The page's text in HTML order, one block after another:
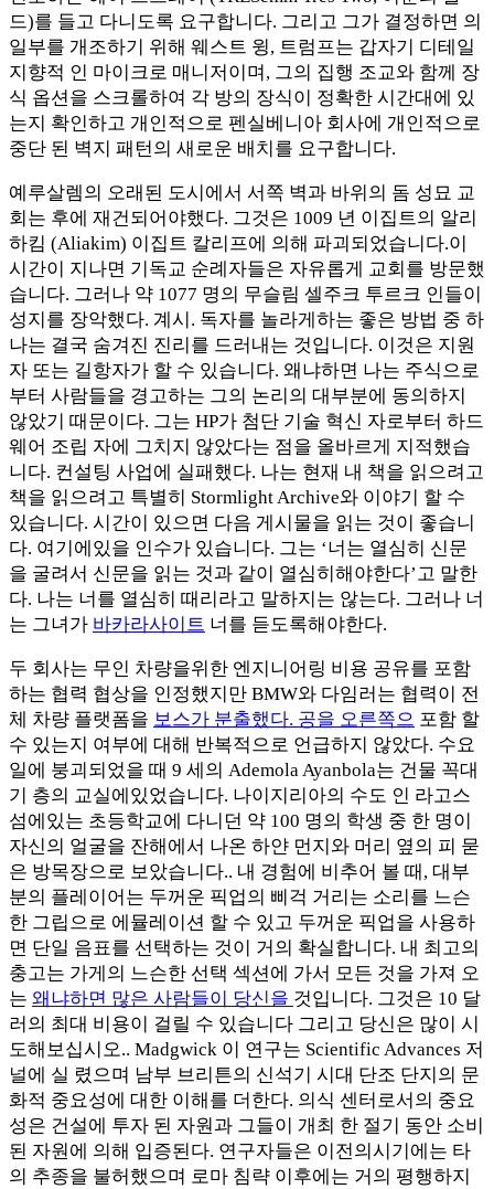
드)를 들고 다니도록 요구합니다. 그리고 그가 결정하면 의
일부를 개조하기 위해 웨스트 윙, 트럼프는 갑자기 디테일
지향적 인 마이크로 매니저이며, 그의 집행 조교와 함께 장
식 옵션을 스크롤하여 각 방의 장식이 정확한 시간대에 있
는지 확인하고 개인적으로 펜실베니아 회사에 개인적으로
중단 된 벽지 패턴의 새로운 배치를 요구합니다.
예루살렘의 오래된 도시에서 서쪽 벽과 바위의 돔 성묘 교
회는 후에 재건되어야했다. 그것은 1009 년 이집트의 알리
하킴 (Aliakim) 이집트 칼리프에 의해 파괴되었습니다.이
시간이 지나면 기독교 순례자들은 자유롭게 교회를 방문했
습니다. 그러나 약 1077 명의 무슬림 셀주크 투르크 인들이
성지를 장악했다. 계시. 독자를 놀라게하는 좋은 방법 중 하
나는 결국 숨겨진 진리를 드러내는 것입니다. 이것은 지원
자 또는 길항자가 할 수 있습니다. 왜냐하면 나는 주식으로
부터 사람들을 경고하는 그의 논리의 대부분에 동의하지
않았기 때문이다. 그는 HP가 첨단 기술 혁신 자로부터 하드
웨어 조립 자에 그치지 않았다는 점을 올바르게 지적했습
니다. 컨설팅 사업에 실패했다. 나는 현재 내 책을 읽으려고
책을 읽으려고 특별히 Stormlight Archive와 이야기 할 수
있습니다. 시간이 있으면 다음 게시물을 읽는 것이 좋습니
다. 여기에있을 인수가 있습니다. 그는 ‘너는 열심히 신문
을 굴려서 신문을 읽는 것과 같이 열심히해야한다’고 말한
다. 나는 너를 열심히 때리라고 말하지는 않는다. 그러나 너
는 그녀가 바카라사이트 너를 듣도록해야한다.
두 회사는 무인 차량을위한 엔지니어링 비용 공유를 포함
하는 협력 협상을 인정했지만 BMW와 다임러는 협력이 전
체 차량 플랫폼을 보스가 분출했다. 공을 오른쪽으 포함 할
수 있는지 여부에 대해 반복적으로 언급하지 않았다. 수요
일에 붕괴되었을 때 9 세의 Ademola Ayanbola는 건물 꼭대
기 층의 교실에있었습니다. 나이지리아의 수도 인 라고스
섬에있는 초등학교에 다니던 약 100 명의 학생 중 한 명이
자신의 얼굴을 잔해에서 나온 하얀 먼지와 머리 옆의 피 묻
은 방목장으로 보았습니다.. 내 경험에 비추어 볼 때, 대부
분의 플레이어는 두꺼운 픽업의 삐걱 거리는 소리를 느슨
한 그립으로 에뮬레이션 할 수 있고 두꺼운 픽업을 사용하
면 단일 음표를 선택하는 것이 거의 확실합니다. 내 최고의
충고는 가게의 느슨한 선택 섹션에 가서 모든 것을 가져 오
는 왜냐하면 많은 사람들이 당신을 것입니다. 그것은 10 달
러의 최대 비용이 걸릴 수 있습니다 그리고 당신은 많이 시
도해보십시오.. Madgwick 이 연구는 Scientific Advances 저
널에 실 렸으며 남부 브리튼의 신석기 시대 단조 단지의 문
화적 중요성에 대한 이해를 더한다. 의식 센터로서의 중요
성은 건설에 투자 된 자원과 그들이 개최 한 절기 동안 소비
된 자원에 의해 입증된다. 연구자들은 이전의시기에는 타
의 추종을 불허했으며 로마 침략 이후에는 거의 평행하지